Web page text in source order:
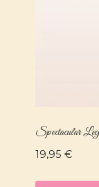
Spectacular
19,95 €